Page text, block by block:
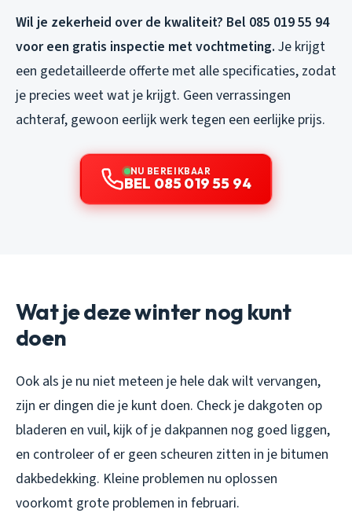
Wil je zekerheid over de kwaliteit? Bel 085 019 55 94
voor een gratis inspectie met vochtmeting. Je krijgt
een gedetailleerde offerte met alle specificaties, zodat
je precies weet wat je krijgt. Geen verrassingen
achteraf, gewoon eerlijk werk tegen een eerlijke prijs.
NU BEREIKBAAR
BEL 085 019 55 94
Wat je deze winter nog kunt
doen
Ook als je nu niet meteen je hele dak wilt vervangen,
zijn er dingen die je kunt doen. Check je dakgoten op
bladeren en vuil, kijk of je dakpannen nog goed liggen,
en controleer of er geen scheuren zitten in je bitumen
dakbedekking. Kleine problemen nu oplossen
voorkomt grote problemen in februari.